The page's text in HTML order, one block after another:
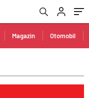
Magazin Otomobil